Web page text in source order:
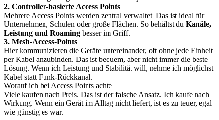
2. Controller-basierte Access Points
Mehrere Access Points werden zentral verwaltet. Das ist ideal für
Unternehmen, Schulen oder große Flächen. So behältst du Kanäle,
Leistung und Roaming besser im Griff.
3. Mesh-Access-Points
Hier kommunizieren die Geräte untereinander, oft ohne jede Einheit
per Kabel anzubinden. Das ist bequem, aber nicht immer die beste
Lösung. Wenn ich Leistung und Stabilität will, nehme ich möglichst
Kabel statt Funk-Rückkanal.
Worauf ich bei Access Points achte
Viele kaufen nach Preis. Das ist der falsche Ansatz. Ich kaufe nach
Wirkung. Wenn ein Gerät im Alltag nicht liefert, ist es zu teuer, egal
wie günstig es war.